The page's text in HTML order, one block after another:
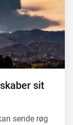
sit
sende røg